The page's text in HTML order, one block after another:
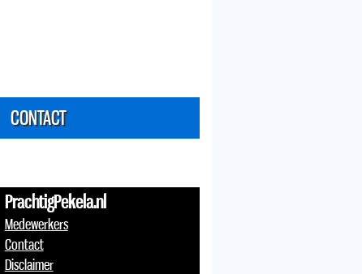
CONTACT
PrachtigPekela.nl
Medewerkers
Contact
Disclaimer